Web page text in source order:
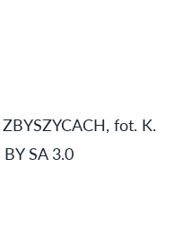
fot. K.
SA 3.0